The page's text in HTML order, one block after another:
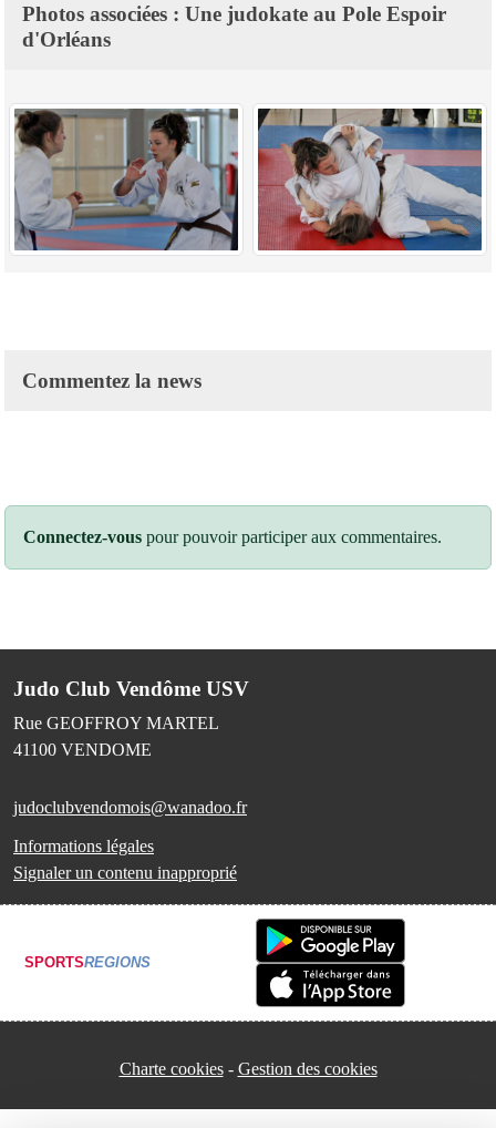
Photos associées : Une judokate au Pole Espoir
d'Orléans
Commentez la news
Connectez-vous pour pouvoir participer aux commentaires.
Judo Club Vendôme USV
Rue GEOFFROY MARTEL
41100 VENDOME
judoclubvendomois@wanadoo.fr
Informations légales
Signaler un contenu inapproprié
SPORTSREGIONS
Charte cookies Gestion des cookies